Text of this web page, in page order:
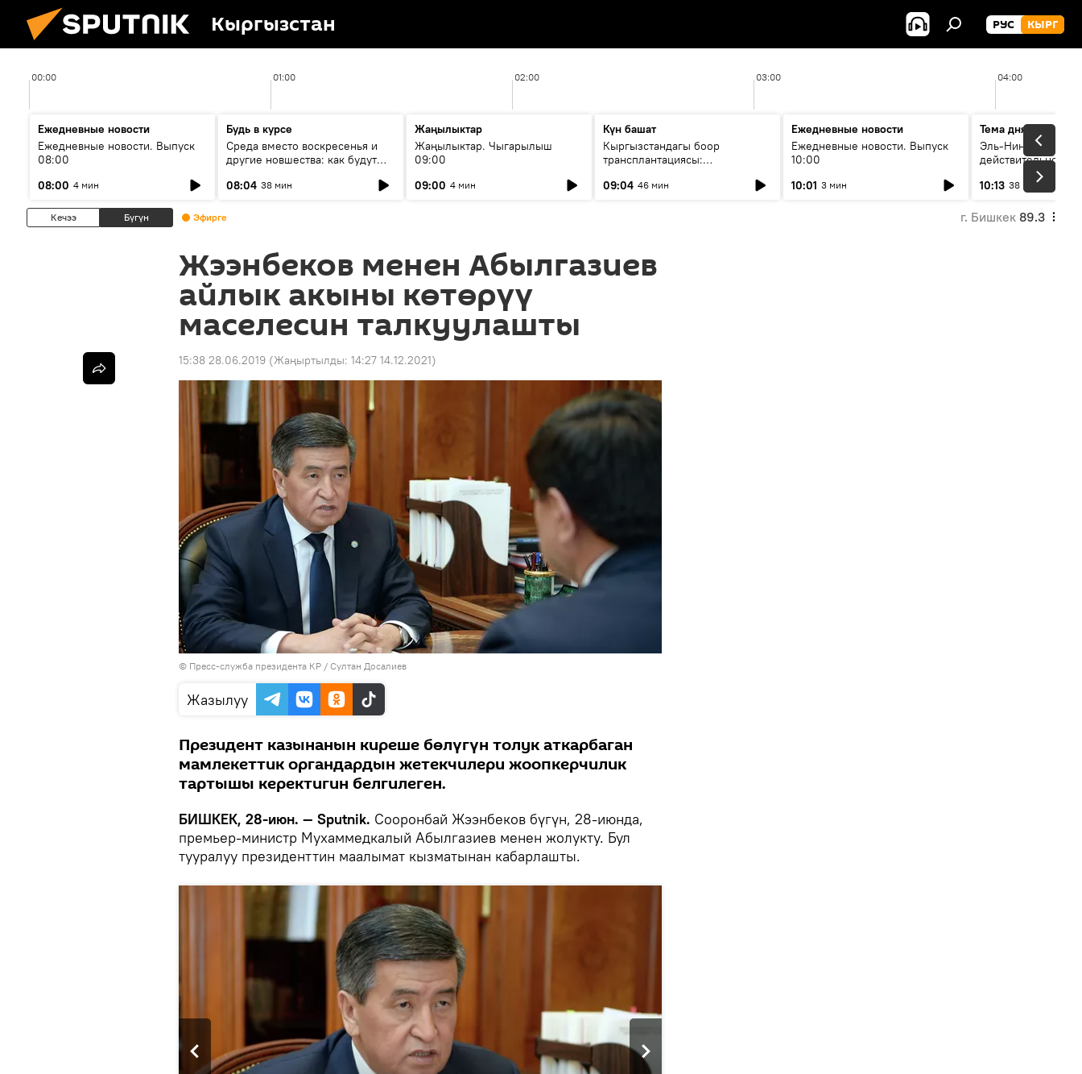
Кыргызстан РУС КЫРГ
00:00 01:00 02:00 03:00 04:00
Ежедневные новости
Ежедневные новости. Выпуск
08:00
08:00 4 мин
Будь в курсе
Среда вместо воскресенья и
другие новшества: как будут
08:04 38 мин
Жаңылыктар
Жаңылыктар. Чыгарылыш
09:00
09:00 4 мин
Күн башат
Кыргызстандагы боор
трансплантациясы:
келечеги
09:04 46 мин
Ежедневные новости
Ежедневные новости. Выпуск
10:00
10:01 3 мин
Тема дня
Эль-Ниньо, жара и
действительно
погоду в
10:13 38 мин
Кечээ Бүгүн Эфирге г. Бишкек 89.3
Жээнбеков менен Абылгазиев
айлык акыны көтөрүү
маселесин талкуулашты
15:38 28.06.2019 (Жаңыртылды: 14:27 14.12.2021)
© Пресс-служба президента КР / Султан Досалиев
Жазылуу
Президент казынанын киреше бөлүгүн толук аткарбаган
мамлекеттик органдардын жетекчилери жоопкерчилик
тартышы керектигин белгилеген.
БИШКЕК, 28-июн. — Sputnik. Сооронбай Жээнбеков бүгүн, 28-июнда,
премьер-министр Мухаммедкалый Абылгазиев менен жолукту. Бул
тууралуу президенттин маалымат кызматынан кабарлашты.